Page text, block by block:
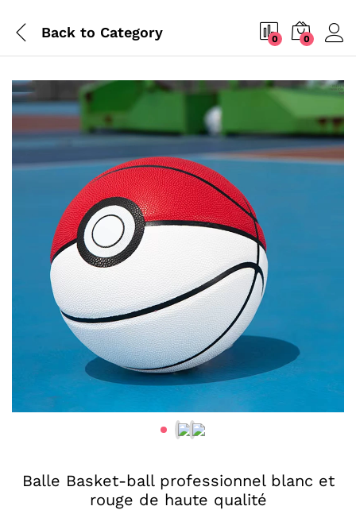
Back to Category 0 0
Balle Basket-ball professionnel blanc et
rouge de haute qualité